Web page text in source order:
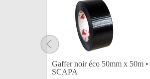
Gaffer noir éco 50mm x 50m •
SCAPA